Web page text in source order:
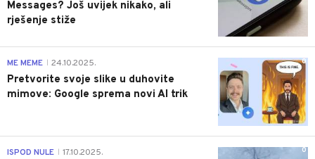
Messages? Još uvijek nikako, ali
rješenje stiže
0
ME MEME 24.10.2025.
Pretvorite svoje slike u duhovite
mimove: Google sprema novi AI trik
0
ISPOD NULE 17.10.2025.